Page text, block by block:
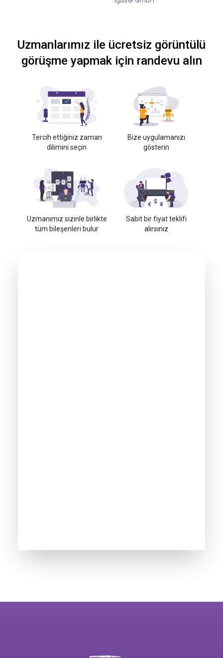
Uzmanlarımız ile ücretsiz görüntülü
görüşme yapmak için randevu alın
Tercih ettiğiniz zaman
dilimini seçin
Bize uygulamanızı
gösterin
Uzmanımız sizinle birlikte
tüm bileşenleri bulur
Sabit bir fiyat teklifi
alırsınız